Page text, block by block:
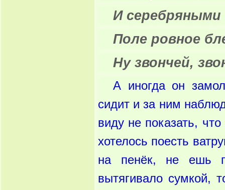
И серебряными
Поле ровное
Ну звончей,
А иногда он
сидит и за ним
виду не показать,
хотелось поесть
на пенёк, не ешь
вытягивало сумкой,